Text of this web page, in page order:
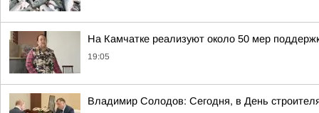
На Камчатке реализуют около 50 мер
19:05
Владимир Солодов: Сегодня, в День